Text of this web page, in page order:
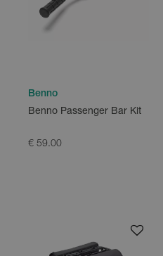
Benno
Benno Passenger Bar Kit
€ 59.00